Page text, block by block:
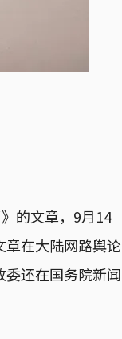
的文章，9月14
在大陆网路舆论
还在国务院新闻